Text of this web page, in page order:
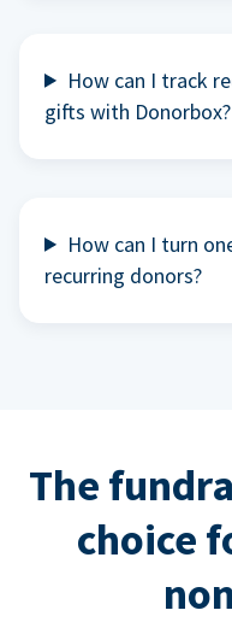
How can I track
gifts with Donorbox?
How can I turn
recurring donors?
The
choice